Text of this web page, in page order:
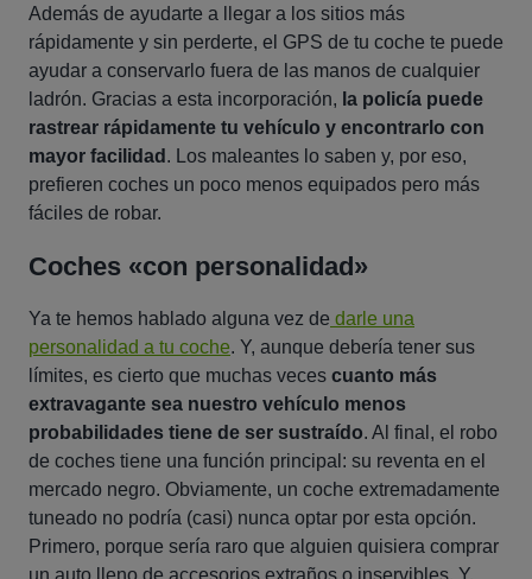
Además de ayudarte a llegar a los sitios más
rápidamente y sin perderte, el GPS de tu coche te puede
ayudar a conservarlo fuera de las manos de cualquier
ladrón. Gracias a esta incorporación, la policía puede
rastrear rápidamente tu vehículo y encontrarlo con
mayor facilidad . Los maleantes lo saben y, por eso,
prefieren coches un poco menos equipados pero más
fáciles de robar.
Coches «con personalidad»
Ya te hemos hablado alguna vez de darle una
personalidad a tu coche. Y, aunque debería tener sus
límites, es cierto que muchas veces cuanto más
extravagante sea nuestro vehículo menos
probabilidades tiene de ser sustraído. Al final, el robo
de coches tiene una función principal: su reventa en el
mercado negro. Obviamente, un coche extremadamente
tuneado no podría (casi) nunca optar por esta opción.
Primero, porque sería raro que alguien quisiera comprar
un auto lleno de accesorios extraños o inservibles. Y,